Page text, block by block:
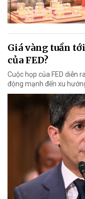
Giá vàng tuần
của FED?
Cuộc họp của FED diễn
động mạnh đến xu